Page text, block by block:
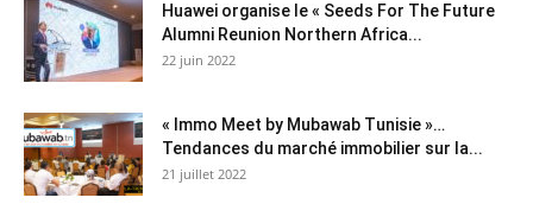
Huawei organise le « Seeds For The Future
Alumni Reunion Northern Africa...
22 juin 2022
« Immo Meet by Mubawab Tunisie »…
Tendances du marché immobilier sur la...
21 juillet 2022